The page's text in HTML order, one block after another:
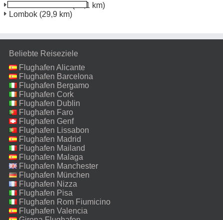
(27,1 km)
Lombok (29,9 km)
Beliebte Reiseziele
Flughafen Alicante
Flughafen Barcelona
Flughafen Bergamo
Flughafen Cork
Flughafen Dublin
Flughafen Faro
Flughafen Genf
Flughafen Lissabon
Flughafen Madrid
Flughafen Mailand
Malpensa
Flughafen Malaga
Flughafen Manchester
Flughafen München
Flughafen Nizza
Flughafen Pisa
Flughafen Rom Fiumicino
Flughafen Valencia